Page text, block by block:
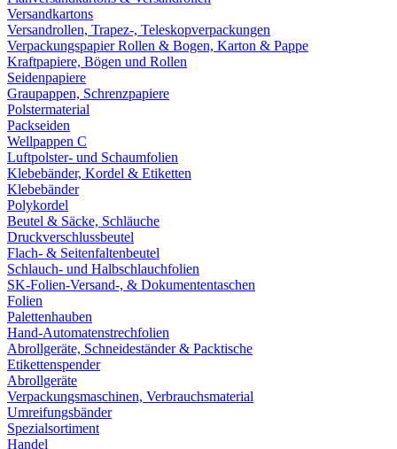
Versandkartons
Versandrollen, Trapez-, Teleskopverpackungen
Verpackungspapier Rollen & Bogen, Karton & Pappe
Kraftpapiere, Bögen und Rollen
Seidenpapiere
Graupappen, Schrenzpapiere
Polstermaterial
Packseiden
Wellpappen C
Luftpolster- und Schaumfolien
Klebebänder, Kordel & Etiketten
Klebebänder
Polykordel
Beutel & Säcke, Schläuche
Druckverschlussbeutel
Flach- & Seitenfaltenbeutel
Schlauch- und Halbschlauchfolien
SK-Folien-Versand-, & Dokumententaschen
Folien
Palettenhauben
Hand-Automatenstrechfolien
Abrollgeräte, Schneideständer & Packtische
Etikettenspender
Abrollgeräte
Verpackungsmaschinen, Verbrauchsmaterial
Umreifungsbänder
Spezialsortiment
Handel